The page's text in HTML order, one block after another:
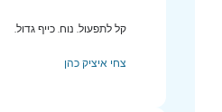
קל לתפעול. נוח. כייף גדול.
צחי איציק כהן